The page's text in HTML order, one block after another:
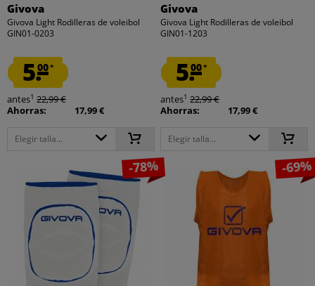
Givova
Givova Light Rodilleras de voleibol
GIN01-0203
5.00*
antes1 22,99 €
Ahorras:
17,99 €
Elegir talla...
Givova
Givova Light Rodilleras de voleibol
GIN01-1203
5.00*
antes1 22,99 €
Ahorras:
17,99 €
Elegir talla...
-78% -69%